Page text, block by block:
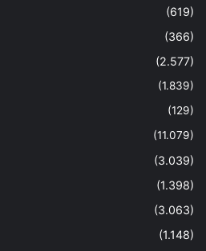
(619)
(366)
(2.577)
(1.839)
(129)
(11.079)
(3.039)
(1.398)
(3.063)
(1.148)